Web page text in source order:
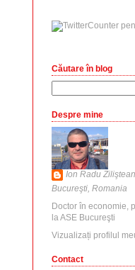
Căutare în blog
Despre mine
Ion Radu
Bucureşti, Romania
Doctor în economie,
la ASE Bucureşti
Vizualizați profilul
Contact